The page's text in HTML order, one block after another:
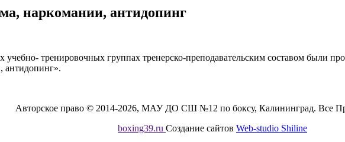
наркомании, антидопинг
учебно- тренировочных группах тренерско-преподавательским составом были
антидопинг».
Авторское право © 2014-2026, МАУ ДО СШ №12 по боксу, Калининград. Все
boxing39.ru Создание сайтов Web-studio Shiline